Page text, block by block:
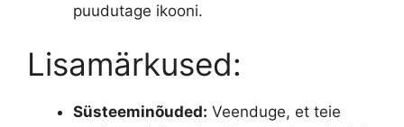
puudutage ikooni.
Lisamärkused:
Süsteeminõuded: Veenduge, et teie